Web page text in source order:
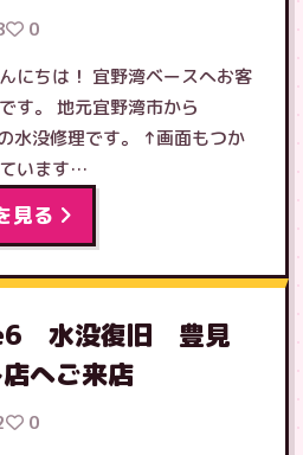
0
にちは！ 宜野湾ベースへお客
す。 地元宜野湾市から
水没修理です。 ↑画面もつか
います…
見る
水没復旧 豊見
へご来店
0